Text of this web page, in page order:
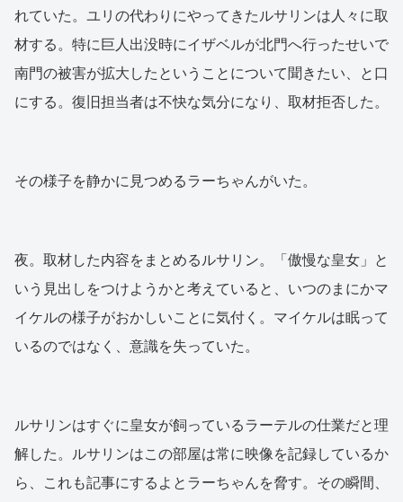
れていた。ユリの代わりにやってきたルサリンは人々に取
材する。特に巨人出没時にイザベルが北門へ行ったせいで
南門の被害が拡大したということについて聞きたい、と口
にする。復旧担当者は不快な気分になり、取材拒否した。
その様子を静かに見つめるラーちゃんがいた。
夜。取材した内容をまとめるルサリン。「傲慢な皇女」と
いう見出しをつけようかと考えていると、いつのまにかマ
イケルの様子がおかしいことに気付く。マイケルは眠って
いるのではなく、意識を失っていた。
ルサリンはすぐに皇女が飼っているラーテルの仕業だと理
解した。ルサリンはこの部屋は常に映像を記録しているか
ら、これも記事にするよとラーちゃんを脅す。その瞬間、